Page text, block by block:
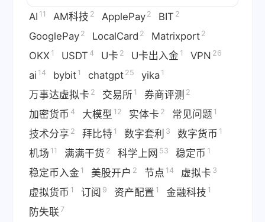
AI 11 AM科技 2 ApplePay 2 BIT 2
GooglePay 2 LocalCard 2 Matrixport 2
OKX 1 USDT 4 U卡 2 U卡出入金 1 VPN 26
ai 14 bybit 1 chatgpt 25 yika 1
万事达虚拟卡 2 交易所 1 券商评测 2
加密货币 4 大模型 12 实体卡 2 常见问题 1
技术分享 2 拜比特 1 数字套利 3 数字货币 1
机场 11 满满干货 2 科学上网 53 稳定币 1
稳定币入金 1 美股开户 2 节点 14 虚拟卡 3
虚拟货币 1 订阅 9 资产配置 1 金融科技 1
防失联 7